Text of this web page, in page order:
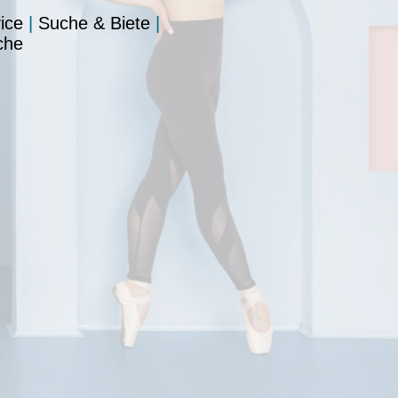
| Suche & Biete|